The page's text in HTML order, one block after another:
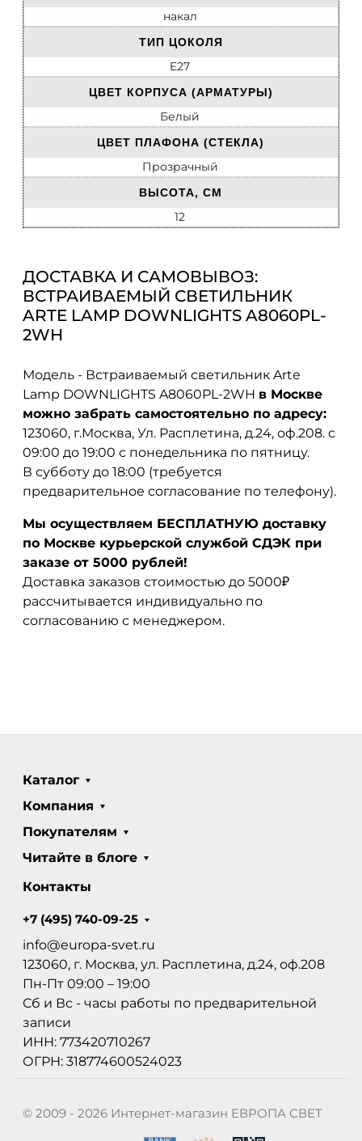
накал
ТИП ЦОКОЛЯ
E27
ЦВЕТ КОРПУСА (АРМАТУРЫ)
Белый
ЦВЕТ ПЛАФОНА (СТЕКЛА)
Прозрачный
ВЫСОТА, СМ
12
ДОСТАВКА И САМОВЫВОЗ:
ВСТРАИВАЕМЫЙ СВЕТИЛЬНИК
ARTE LAMP DOWNLIGHTS A8060PL-
2WH
Модель - Встраиваемый светильник Arte
Lamp DOWNLIGHTS A8060PL-2WH в Москве
можно забрать самостоятельно по адресу:
123060, г.Москва, Ул. Расплетина, д.24, оф.208. с
09:00 до 19:00 с понедельника по пятницу.
В субботу до 18:00 (требуется
предварительное согласование по телефону).
Мы осуществляем БЕСПЛАТНУЮ доставку
по Москве курьерской службой СДЭК при
заказе от 5000 рублей!
Доставка заказов стоимостью до 5000₽
рассчитывается индивидуально по
согласованию с менеджером.
Каталог
Компания
Покупателям
Читайте в блоге
Контакты
+7 (495) 740-09-25
info@europa-svet.ru
123060, г. Москва, ул. Расплетина, д.24, оф.208
Пн-Пт 09:00 – 19:00
Сб и Вс - часы работы по предварительной
записи
ИНН: 773420710267
ОГРН: 318774600524023
© 2009 - 2026 Интернет-магазин ЕВРОПА СВЕТ